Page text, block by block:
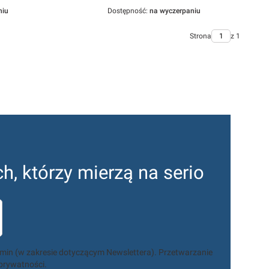
Dostępność: na wyczerpaniu
Strona z 1
którzy mierzą na serio
(w zakresie dotyczącym Newslettera). Przetwarzanie